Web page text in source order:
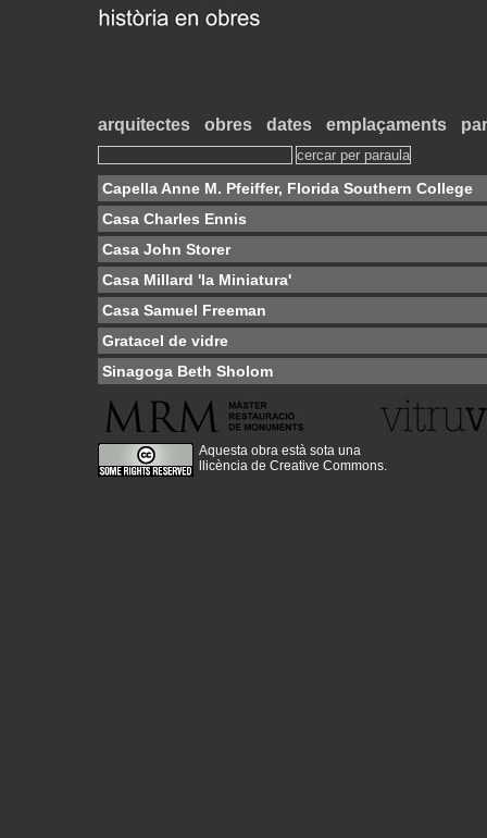
arquitectes obres dates emplaçaments
Capella Anne M. Pfeiffer, Florida Southern College
Casa Charles Ennis
Casa John Storer
Casa Millard 'la Miniatura'
Casa Samuel Freeman
Gratacel de vidre
Sinagoga Beth Sholom
Aquesta obra està sota una
llicència de Creative Commons.